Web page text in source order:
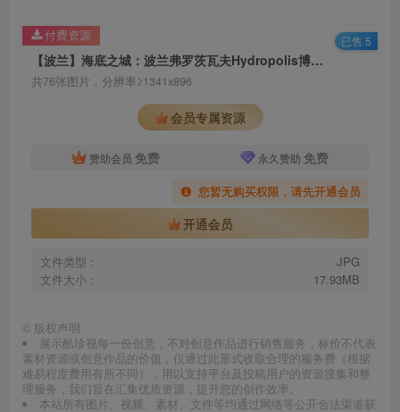
【波兰】海底之城：波兰弗罗茨瓦夫Hydropolis博物馆
共76张图片，分辨率≥1341x896
会员专属资源
赞助会员 免费 永久赞助 免费
您暂无购买权限，请先开通会员
开通会员
文件类型：
JPG
文件大小：
17.93MB
付费资源 已售 5
© 版权声明
展示酷珍视每一份创意，不对创意作品进行销售服务，标价不代表
素材资源或创意作品的价值，仅通过此形式收取合理的服务费（根据
难易程度费用有所不同），用以支持平台及投稿用户的资源搜集和整
理服务，我们旨在汇集优质资源，提升您的创作效率。
本站所有图片、视频、素材、文件等均通过网络等公开合法渠道获